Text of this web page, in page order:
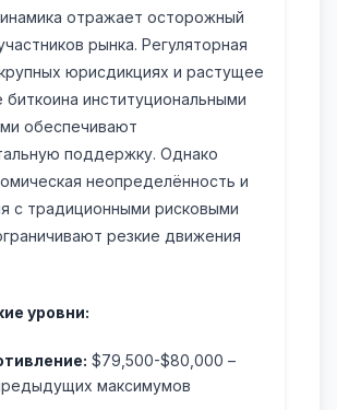
отражает осторожный
рынка. Регуляторная
юрисдикциях и растущее
институциональными
обеспечивают
поддержку. Однако
неопределённость и
с традиционными рисковыми
резкие движения
уровни:
$79,500-$80,000 –
максимумов